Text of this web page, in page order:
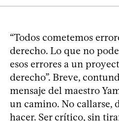
“Todos cometemos
derecho. Lo que no
esos errores a un
derecho”. Breve,
mensaje del maestro
un camino. No callarse,
hacer. Ser crítico, sin